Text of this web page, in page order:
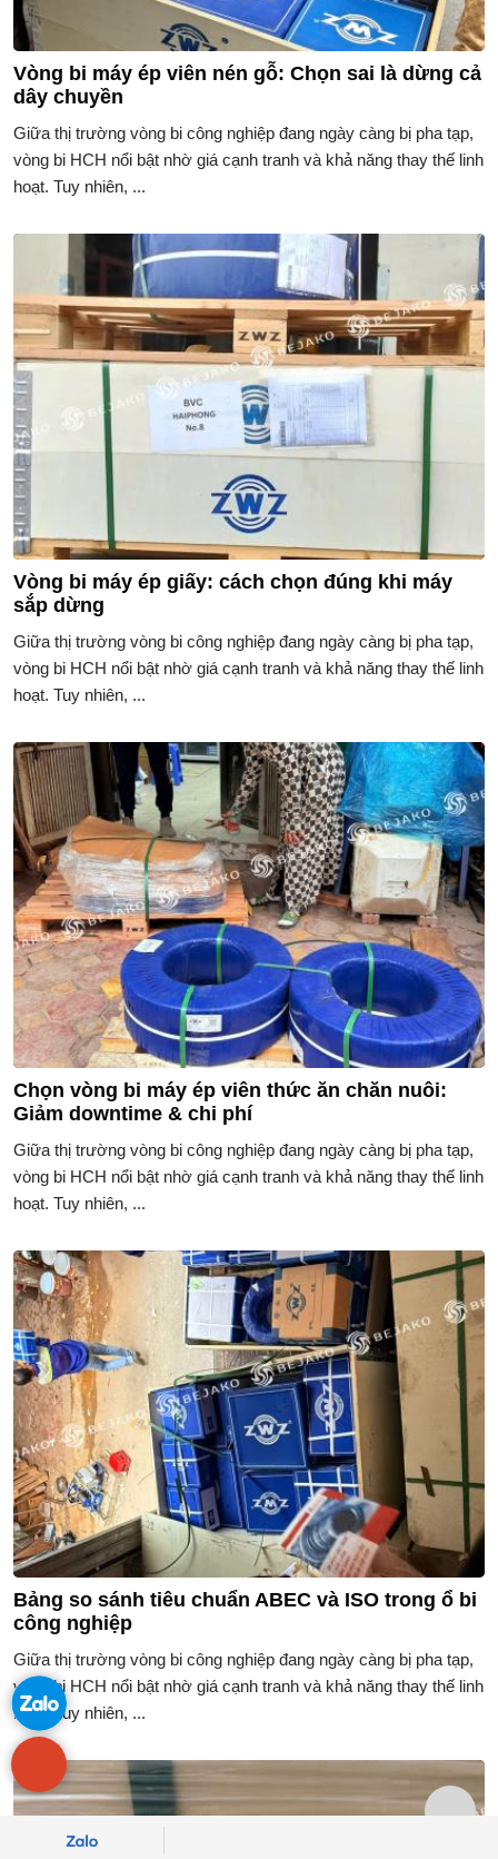
Vòng bi máy ép viên nén gỗ: Chọn sai là dừng cả
dây chuyền
Giữa thị trường vòng bi công nghiệp đang ngày càng bị pha tạp,
vòng bi HCH nổi bật nhờ giá cạnh tranh và khả năng thay thế linh
hoạt. Tuy nhiên, ...
Vòng bi máy ép giấy: cách chọn đúng khi máy
sắp dừng
Giữa thị trường vòng bi công nghiệp đang ngày càng bị pha tạp,
vòng bi HCH nổi bật nhờ giá cạnh tranh và khả năng thay thế linh
hoạt. Tuy nhiên, ...
Chọn vòng bi máy ép viên thức ăn chăn nuôi:
Giảm downtime & chi phí
Giữa thị trường vòng bi công nghiệp đang ngày càng bị pha tạp,
vòng bi HCH nổi bật nhờ giá cạnh tranh và khả năng thay thế linh
hoạt. Tuy nhiên, ...
Bảng so sánh tiêu chuẩn ABEC và ISO trong ổ bi
công nghiệp
Giữa thị trường vòng bi công nghiệp đang ngày càng bị pha tạp,
vòng bi HCH nổi bật nhờ giá cạnh tranh và khả năng thay thế linh
hoạt. Tuy nhiên, ...